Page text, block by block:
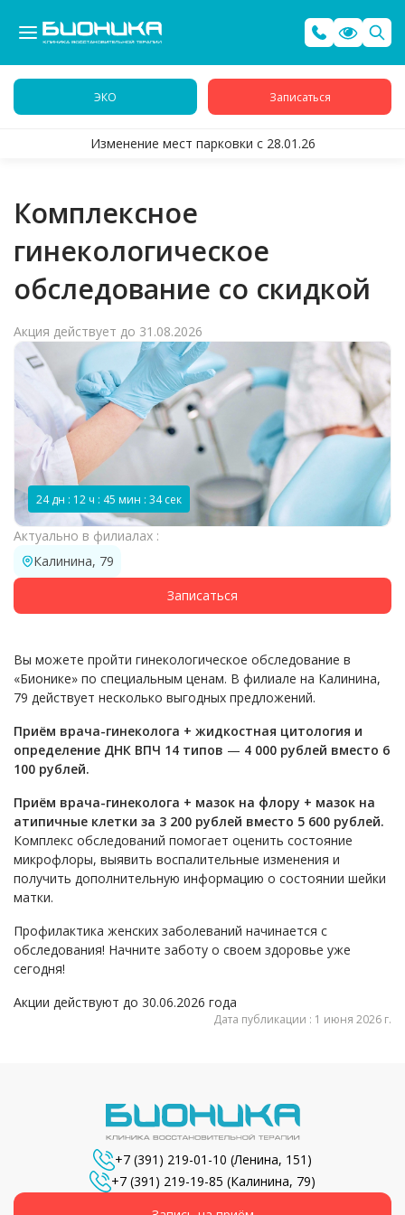
ЭКО Записаться
Изменение мест парковки с 28.01.26
Комплексное
гинекологическое
обследование со скидкой
Акция действует до 31.08.2026
24 дн : 12 ч : 45 мин : 34 сек
Актуально в филиалах :
Калинина, 79
Записаться
Вы можете пройти гинекологическое обследование в
«Бионике» по специальным ценам. В филиале на Калинина,
79 действует несколько выгодных предложений.
Приём врача-гинеколога + жидкостная цитология и
определение ДНК ВПЧ 14 типов — 4 000 рублей вместо 6
100 рублей.
Приём врача-гинеколога + мазок на флору + мазок на
атипичные клетки за 3 200 рублей вместо 5 600 рублей.
Комплекс обследований помогает оценить состояние
микрофлоры, выявить воспалительные изменения и
получить дополнительную информацию о состоянии шейки
матки.
Профилактика женских заболеваний начинается с
обследования! Начните заботу о своем здоровье уже
сегодня!
Акции действуют до 30.06.2026 года
Дата публикации : 1 июня 2026 г.
+7 (391) 219-01-10 (Ленина, 151)
+7 (391) 219-19-85 (Калинина, 79)